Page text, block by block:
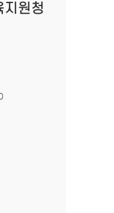
지원청
홈페이지